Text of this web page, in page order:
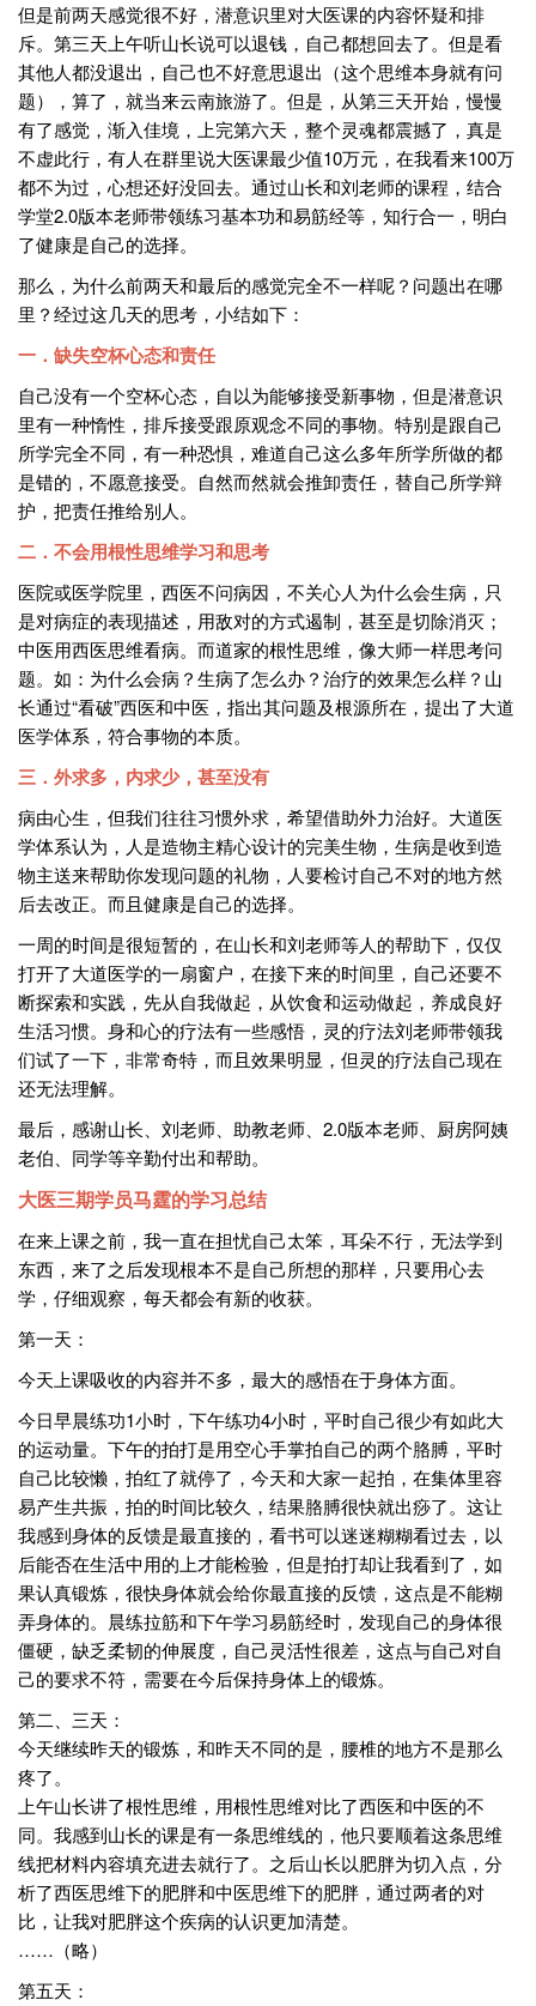
但是前两天感觉很不好，潜意识里对大医课的内容怀疑和排
斥。第三天上午听山长说可以退钱，自己都想回去了。但是看
其他人都没退出，自己也不好意思退出（这个思维本身就有问
题），算了，就当来云南旅游了。但是，从第三天开始，慢慢
有了感觉，渐入佳境，上完第六天，整个灵魂都震撼了，真是
不虚此行，有人在群里说大医课最少值10万元，在我看来100万
都不为过，心想还好没回去。通过山长和刘老师的课程，结合
学堂2.0版本老师带领练习基本功和易筋经等，知行合一，明白
了健康是自己的选择。
那么，为什么前两天和最后的感觉完全不一样呢？问题出在哪
里？经过这几天的思考，小结如下：
一．缺失空杯心态和责任
自己没有一个空杯心态，自以为能够接受新事物，但是潜意识
里有一种惰性，排斥接受跟原观念不同的事物。特别是跟自己
所学完全不同，有一种恐惧，难道自己这么多年所学所做的都
是错的，不愿意接受。自然而然就会推卸责任，替自己所学辩
护，把责任推给别人。
二．不会用根性思维学习和思考
医院或医学院里，西医不问病因，不关心人为什么会生病，只
是对病症的表现描述，用敌对的方式遏制，甚至是切除消灭；
中医用西医思维看病。而道家的根性思维，像大师一样思考问
题。如：为什么会病？生病了怎么办？治疗的效果怎么样？山
长通过“看破”西医和中医，指出其问题及根源所在，提出了大道
医学体系，符合事物的本质。
三．外求多，内求少，甚至没有
病由心生，但我们往往习惯外求，希望借助外力治好。大道医
学体系认为，人是造物主精心设计的完美生物，生病是收到造
物主送来帮助你发现问题的礼物，人要检讨自己不对的地方然
后去改正。而且健康是自己的选择。
一周的时间是很短暂的，在山长和刘老师等人的帮助下，仅仅
打开了大道医学的一扇窗户，在接下来的时间里，自己还要不
断探索和实践，先从自我做起，从饮食和运动做起，养成良好
生活习惯。身和心的疗法有一些感悟，灵的疗法刘老师带领我
们试了一下，非常奇特，而且效果明显，但灵的疗法自己现在
还无法理解。
最后，感谢山长、刘老师、助教老师、2.0版本老师、厨房阿姨
老伯、同学等辛勤付出和帮助。
大医三期学员马霆的学习总结
在来上课之前，我一直在担忧自己太笨，耳朵不行，无法学到
东西，来了之后发现根本不是自己所想的那样，只要用心去
学，仔细观察，每天都会有新的收获。
第一天：
今天上课吸收的内容并不多，最大的感悟在于身体方面。
今日早晨练功1小时，下午练功4小时，平时自己很少有如此大
的运动量。下午的拍打是用空心手掌拍自己的两个胳膊，平时
自己比较懒，拍红了就停了，今天和大家一起拍，在集体里容
易产生共振，拍的时间比较久，结果胳膊很快就出痧了。这让
我感到身体的反馈是最直接的，看书可以迷迷糊糊看过去，以
后能否在生活中用的上才能检验，但是拍打却让我看到了，如
果认真锻炼，很快身体就会给你最直接的反馈，这点是不能糊
弄身体的。晨练拉筋和下午学习易筋经时，发现自己的身体很
僵硬，缺乏柔韧的伸展度，自己灵活性很差，这点与自己对自
己的要求不符，需要在今后保持身体上的锻炼。
第二、三天：
今天继续昨天的锻炼，和昨天不同的是，腰椎的地方不是那么
疼了。
上午山长讲了根性思维，用根性思维对比了西医和中医的不
同。我感到山长的课是有一条思维线的，他只要顺着这条思维
线把材料内容填充进去就行了。之后山长以肥胖为切入点，分
析了西医思维下的肥胖和中医思维下的肥胖，通过两者的对
比，让我对肥胖这个疾病的认识更加清楚。
……（略）
第五天：